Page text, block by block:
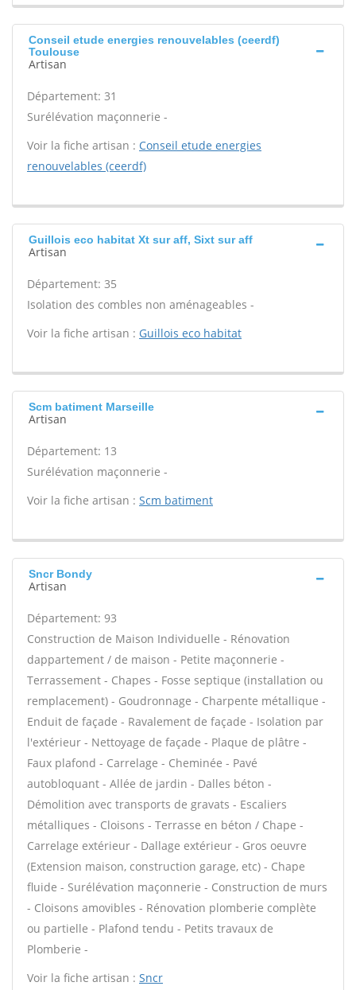
Conseil etude energies renouvelables (ceerdf)
Toulouse
Artisan
Département: 31
Surélévation maçonnerie -
Voir la fiche artisan : Conseil etude energies
renouvelables (ceerdf)
Guillois eco habitat Xt sur aff, Sixt sur aff
Artisan
Département: 35
Isolation des combles non aménageables -
Voir la fiche artisan : Guillois eco habitat
Scm batiment Marseille
Artisan
Département: 13
Surélévation maçonnerie -
Voir la fiche artisan : Scm batiment
Sncr Bondy
Artisan
Département: 93
Construction de Maison Individuelle - Rénovation
dappartement / de maison - Petite maçonnerie -
Terrassement - Chapes - Fosse septique (installation ou
remplacement) - Goudronnage - Charpente métallique -
Enduit de façade - Ravalement de façade - Isolation par
l'extérieur - Nettoyage de façade - Plaque de plâtre -
Faux plafond - Carrelage - Cheminée - Pavé
autobloquant - Allée de jardin - Dalles béton -
Démolition avec transports de gravats - Escaliers
métalliques - Cloisons - Terrasse en béton / Chape -
Carrelage extérieur - Dallage extérieur - Gros oeuvre
(Extension maison, construction garage, etc) - Chape
fluide - Surélévation maçonnerie - Construction de murs
- Cloisons amovibles - Rénovation plomberie complète
ou partielle - Plafond tendu - Petits travaux de
Plomberie -
Voir la fiche artisan : Sncr